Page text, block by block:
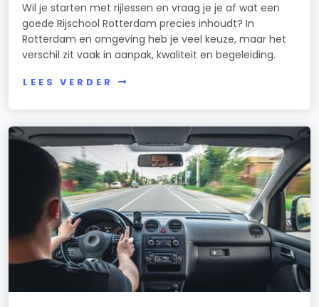
Wil je starten met rijlessen en vraag je je af wat een
goede Rijschool Rotterdam precies inhoudt? In
Rotterdam en omgeving heb je veel keuze, maar het
verschil zit vaak in aanpak, kwaliteit en begeleiding.
LEES VERDER